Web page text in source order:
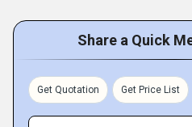
organizations. Our entire ranges
reliability, trouble free performance,
and corrosion resistant features.
Share a Quick
Get Quotation Get Price List